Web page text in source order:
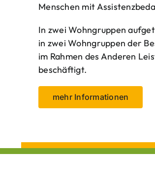
Menschen mit
In zwei Wohngruppen
in zwei Wohngruppen der
im Rahmen des Anderen
beschäftigt.
mehr Informationen